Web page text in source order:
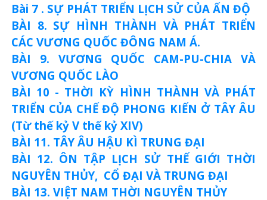
Bài 7 . SỰ PHÁT TRIỂN LỊCH SỬ CỦA ẤN ĐỘ
BÀI 8. SỰ HÌNH THÀNH VÀ PHÁT TRIỂN
CÁC VƯƠNG QUỐC ĐÔNG NAM Á.
BÀI 9. VƯƠNG QUỐC CAM-PU-CHIA VÀ
VƯƠNG QUỐC LÀO
BÀI 10 - THỜI KỲ HÌNH THÀNH VÀ PHÁT
TRIỂN CỦA CHẾ ĐỘ PHONG KIẾN Ở TÂY ÂU
(Từ thế kỷ V thế kỷ XIV)
BÀI 11. TÂY ÂU HẬU KÌ TRUNG ĐẠI
BÀI 12. ÔN TẬP LỊCH SỬ THẾ GIỚI THỜI
NGUYÊN THỦY, CỔ ĐẠI VÀ TRUNG ĐẠI
BÀI 13. VIỆT NAM THỜI NGUYÊN THỦY